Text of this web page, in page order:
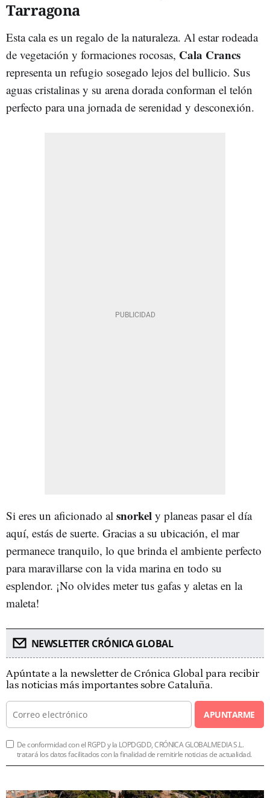
Tarragona
Esta cala es un regalo de la naturaleza. Al estar rodeada
de vegetación y formaciones rocosas, Cala Crancs
representa un refugio sosegado lejos del bullicio. Sus
aguas cristalinas y su arena dorada conforman el telón
perfecto para una jornada de serenidad y desconexión.
Si eres un aficionado al snorkel y planeas pasar el día
aquí, estás de suerte. Gracias a su ubicación, el mar
permanece tranquilo, lo que brinda el ambiente perfecto
para maravillarse con la vida marina en todo su
esplendor. ¡No olvides meter tus gafas y aletas en la
maleta!
NEWSLETTER CRÓNICA GLOBAL
Apúntate a la newsletter de Crónica Global para recibir
las noticias más importantes sobre Cataluña.
APUNTARME
De conformidad con el RGPD y la LOPDGDD, CRÓNICA GLOBALMEDIA S.L.
tratará los datos facilitados con la finalidad de remitirle noticias de actualidad.